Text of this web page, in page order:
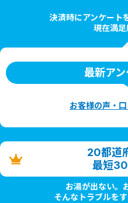
決済時にアンケート
現在満足
最新ア
お客様の声・
20都道
最短
お湯が出ない。
そんなトラブルを